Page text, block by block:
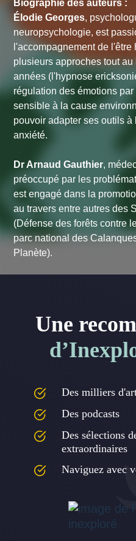
Biographie des auteurs :
Élodie Georges,
neuropsychologie, est
l'accompagnement de
plusieurs approches tout
années (l'hypnose
régulation des émotions
sensible à la cause
pouvoir adapter ses outils
anxiété.
Dr Arnaud Gauthier,
préoccupé par les
est engagé dans la
au travers entre autres des
(Défense des forêts contre
parc national des
Planète).
Une
Des milliers
Des podcasts
Des sélections
extraordinaires
Naviguez avec